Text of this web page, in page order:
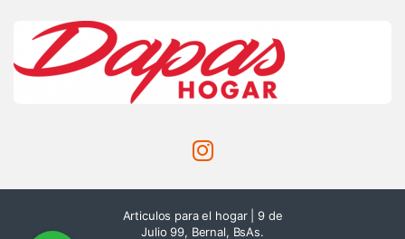
Articulos para el hogar | 9 de
Julio 99, Bernal, BsAs.